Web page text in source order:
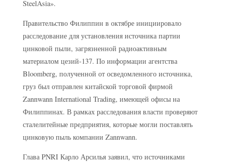
SteelAsia».
Правительство Филиппин в октябре инициировало
расследование для установления источника партии
цинковой пыли, загрязненной радиоактивным
материалом цезий-137. По информации агентства
Bloomberg, полученной от осведомленного источника,
груз был отправлен китайской торговой фирмой
Zannwann International Trading, имеющей офисы на
Филиппинах. В рамках расследования власти проверяют
сталелитейные предприятия, которые могли поставлять
цинковую пыль компании Zannwann.
Глава PNRI Карло Арсилья заявил, что источниками